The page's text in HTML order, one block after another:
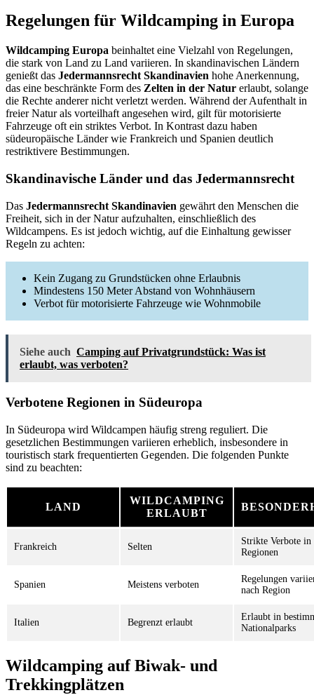
Regelungen für Wildcamping in Europa
Wildcamping Europa beinhaltet eine Vielzahl von Regelungen,
die stark von Land zu Land variieren. In skandinavischen Ländern
genießt das Jedermannsrecht Skandinavien hohe Anerkennung,
das eine beschränkte Form des Zelten in der Natur erlaubt, solange
die Rechte anderer nicht verletzt werden. Während der Aufenthalt in
freier Natur als vorteilhaft angesehen wird, gilt für motorisierte
Fahrzeuge oft ein striktes Verbot. In Kontrast dazu haben
südeuropäische Länder wie Frankreich und Spanien deutlich
restriktivere Bestimmungen.
Skandinavische Länder und das Jedermannsrecht
Das Jedermannsrecht Skandinavien gewährt den Menschen die
Freiheit, sich in der Natur aufzuhalten, einschließlich des
Wildcampens. Es ist jedoch wichtig, auf die Einhaltung gewisser
Regeln zu achten:
Kein Zugang zu Grundstücken ohne Erlaubnis
Mindestens 150 Meter Abstand von Wohnhäusern
Verbot für motorisierte Fahrzeuge wie Wohnmobile
Siehe auch Camping auf Privatgrundstück: Was ist
erlaubt, was verboten?
Verbotene Regionen in Südeuropa
In Südeuropa wird Wildcampen häufig streng reguliert. Die
gesetzlichen Bestimmungen variieren erheblich, insbesondere in
touristisch stark frequentierten Gegenden. Die folgenden Punkte
sind zu beachten:
LAND
WILDCAMPING
ERLAUBT
Frankreich Selten
Strikte Verbote in
Regionen
Spanien Meistens verboten
Regelungen
nach Region
Italien Begrenzt erlaubt
Erlaubt in
Nationalparks
Wildcamping auf Biwak- und
Trekkingplätzen